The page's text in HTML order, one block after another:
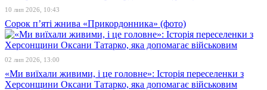
10 лип 2026, 10:43
Сорок п’яті жнива «Прикордонника» (фото)
02 лип 2026, 13:00
«Ми виїхали живими, і це головне»: Історія переселенки з
Херсонщини Оксани Татарко, яка допомагає військовим